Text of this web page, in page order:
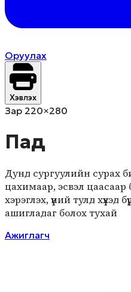
Оруулах
Хэвлэх
Зар 220×280
Пад
Дунд сургуулийн сурах
цахимаар, эсвэл
хэрэглэх, үүний тулд
ашигладаг болох тухай
Ажиглагч